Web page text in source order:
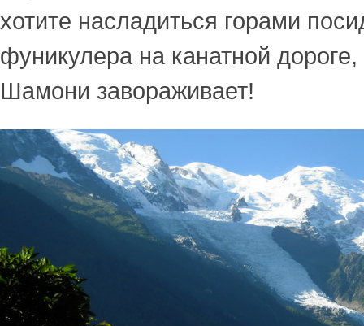
хотите насладиться горами
фуникулера на канатной
Шамони завораживает!